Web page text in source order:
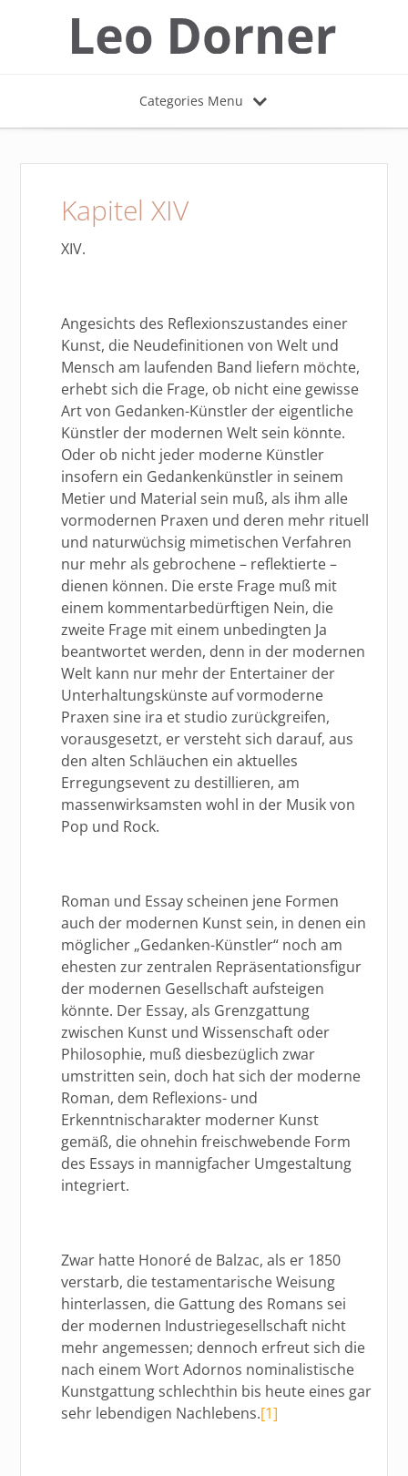
Categories Menu
Kapitel XIV
XIV.
Angesichts des Reflexionszustandes einer
Kunst, die Neudefinitionen von Welt und
Mensch am laufenden Band liefern möchte,
erhebt sich die Frage, ob nicht eine gewisse
Art von Gedanken-Künstler der eigentliche
Künstler der modernen Welt sein könnte.
Oder ob nicht jeder moderne Künstler
insofern ein Gedankenkünstler in seinem
Metier und Material sein muß, als ihm alle
vormodernen Praxen und deren mehr rituell
und naturwüchsig mimetischen Verfahren
nur mehr als gebrochene – reflektierte –
dienen können. Die erste Frage muß mit
einem kommentarbedürftigen Nein, die
zweite Frage mit einem unbedingten Ja
beantwortet werden, denn in der modernen
Welt kann nur mehr der Entertainer der
Unterhaltungskünste auf vormoderne
Praxen sine ira et studio zurückgreifen,
vorausgesetzt, er versteht sich darauf, aus
den alten Schläuchen ein aktuelles
Erregungsevent zu destillieren, am
massenwirksamsten wohl in der Musik von
Pop und Rock.
Roman und Essay scheinen jene Formen
auch der modernen Kunst sein, in denen ein
möglicher „Gedanken-Künstler“ noch am
ehesten zur zentralen Repräsentationsfigur
der modernen Gesellschaft aufsteigen
könnte. Der Essay, als Grenzgattung
zwischen Kunst und Wissenschaft oder
Philosophie, muß diesbezüglich zwar
umstritten sein, doch hat sich der moderne
Roman, dem Reflexions- und
Erkenntnischarakter moderner Kunst
gemäß, die ohnehin freischwebende Form
des Essays in mannigfacher Umgestaltung
integriert.
Zwar hatte Honoré de Balzac, als er 1850
verstarb, die testamentarische Weisung
hinterlassen, die Gattung des Romans sei
der modernen Industriegesellschaft nicht
mehr angemessen; dennoch erfreut sich die
nach einem Wort Adornos nominalistische
Kunstgattung schlechthin bis heute eines gar
sehr lebendigen Nachlebens.[1]